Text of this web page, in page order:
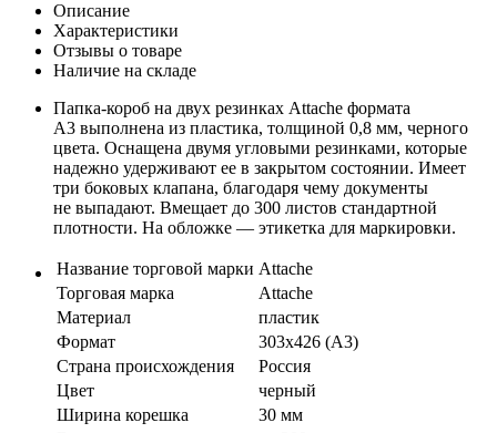
Описание
Характеристики
Отзывы о товаре
Наличие на складе
Папка-короб на двух резинках Attache формата
А3 выполнена из пластика, толщиной 0,8 мм, черного
цвета. Оснащена двумя угловыми резинками, которые
надежно удерживают ее в закрытом состоянии. Имеет
три боковых клапана, благодаря чему документы
не выпадают. Вмещает до 300 листов стандартной
плотности. На обложке — этикетка для маркировки.
Название торговой марки Attache
Торговая марка
Attache
Материал
пластик
Формат
303х426 (А3)
Страна происхождения
Россия
Цвет
черный
Ширина корешка
30 мм